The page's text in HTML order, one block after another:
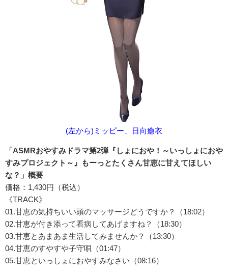
(左から)ミッピー、日向癒衣
「ASMRおやすみドラマ第2弾『しょにおや！～いっしょにおや
すみプロジェクト～』もーっとたくさん甘恵に甘えてほしい
な？」概要
価格：1,430円（税込）
《TRACK》
01.甘恵の気持ちいい頭のマッサージどうですか？（18:02）
02.甘恵が付き添って看病してあげますね？（18:30）
03.甘恵とあまあま生活してみませんか？（13:30）
04.甘恵のすやすや子守唄（01:47）
05.甘恵といっしょにおやすみなさい（08:16）